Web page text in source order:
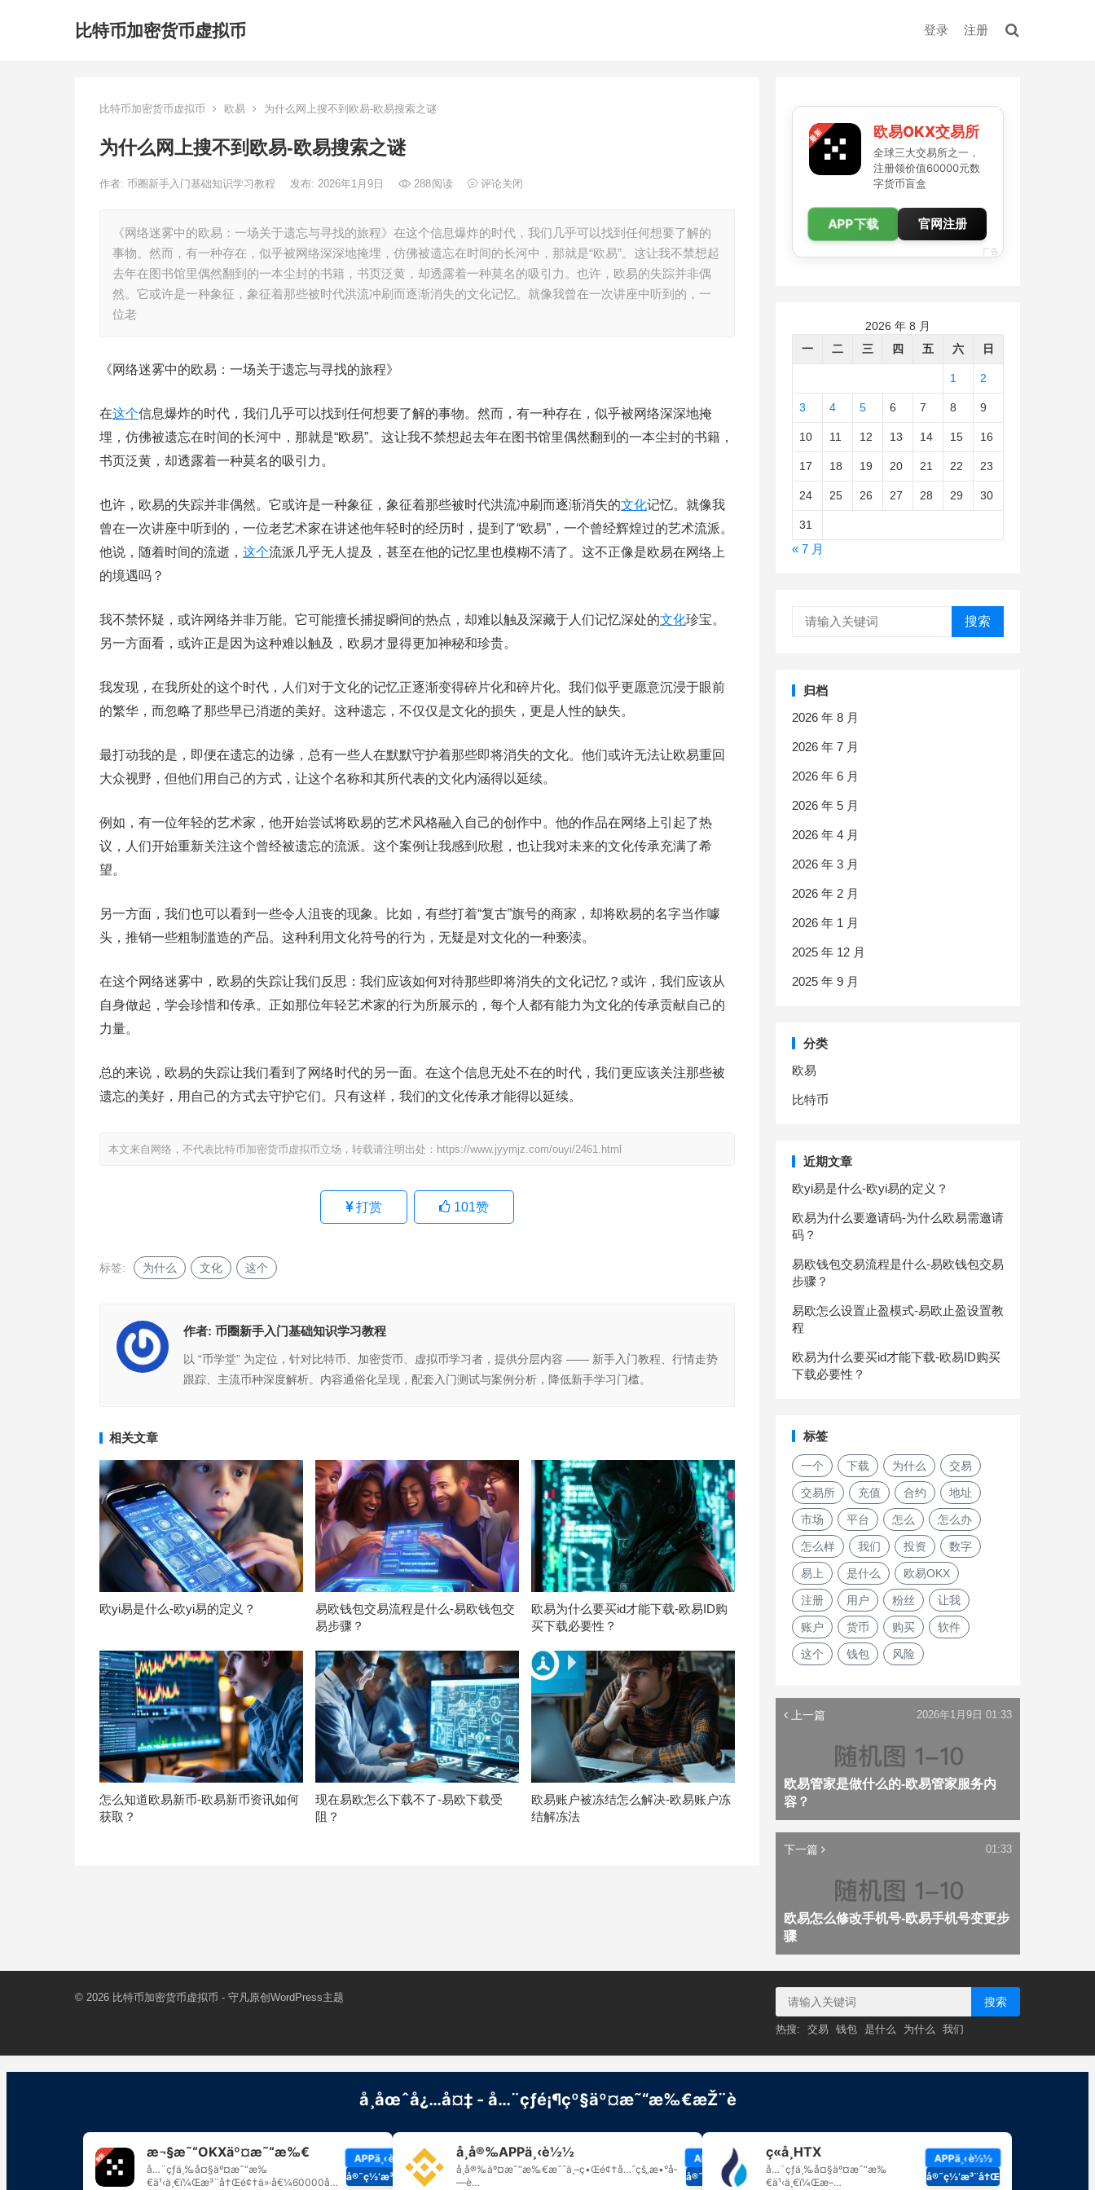
比特币加密货币虚拟币 登录 注册
比特币加密货币虚拟币 欧易 为什么网上搜不到欧易-欧易搜索之谜
为什么网上搜不到欧易-欧易搜索之谜
作者: 币圈新手入门基础知识学习教程 发布: 2026年1月9日 288阅读 评论关闭
《网络迷雾中的欧易：一场关于遗忘与寻找的旅程》在这个信息爆炸的时代，我们几乎可以找到任何想要了解的
事物。然而，有一种存在，似乎被网络深深地掩埋，仿佛被遗忘在时间的长河中，那就是“欧易”。这让我不禁想起
去年在图书馆里偶然翻到的一本尘封的书籍，书页泛黄，却透露着一种莫名的吸引力。也许，欧易的失踪并非偶
然。它或许是一种象征，象征着那些被时代洪流冲刷而逐渐消失的文化记忆。就像我曾在一次讲座中听到的，一
位老
《网络迷雾中的欧易：一场关于遗忘与寻找的旅程》
在这个信息爆炸的时代，我们几乎可以找到任何想要了解的事物。然而，有一种存在，似乎被网络深深地掩
埋，仿佛被遗忘在时间的长河中，那就是“欧易”。这让我不禁想起去年在图书馆里偶然翻到的一本尘封的书籍，
书页泛黄，却透露着一种莫名的吸引力。
也许，欧易的失踪并非偶然。它或许是一种象征，象征着那些被时代洪流冲刷而逐渐消失的文化记忆。就像我
曾在一次讲座中听到的，一位老艺术家在讲述他年轻时的经历时，提到了“欧易”，一个曾经辉煌过的艺术流派。
他说，随着时间的流逝， 这个流派几乎无人提及，甚至在他的记忆里也模糊不清了。这不正像是欧易在网络上
的境遇吗？
我不禁怀疑，或许网络并非万能。它可能擅长捕捉瞬间的热点，却难以触及深藏于人们记忆深处的文化珍宝。
另一方面看，或许正是因为这种难以触及，欧易才显得更加神秘和珍贵。
我发现，在我所处的这个时代，人们对于文化的记忆正逐渐变得碎片化和碎片化。我们似乎更愿意沉浸于眼前
的繁华，而忽略了那些早已消逝的美好。这种遗忘，不仅仅是文化的损失，更是人性的缺失。
最打动我的是，即便在遗忘的边缘，总有一些人在默默守护着那些即将消失的文化。他们或许无法让欧易重回
大众视野，但他们用自己的方式，让这个名称和其所代表的文化内涵得以延续。
例如，有一位年轻的艺术家，他开始尝试将欧易的艺术风格融入自己的创作中。他的作品在网络上引起了热
议，人们开始重新关注这个曾经被遗忘的流派。这个案例让我感到欣慰，也让我对未来的文化传承充满了希
望。
另一方面，我们也可以看到一些令人沮丧的现象。比如，有些打着“复古”旗号的商家，却将欧易的名字当作噱
头，推销一些粗制滥造的产品。这种利用文化符号的行为，无疑是对文化的一种亵渎。
在这个网络迷雾中，欧易的失踪让我们反思：我们应该如何对待那些即将消失的文化记忆？或许，我们应该从
自身做起，学会珍惜和传承。正如那位年轻艺术家的行为所展示的，每个人都有能力为文化的传承贡献自己的
力量。
总的来说，欧易的失踪让我们看到了网络时代的另一面。在这个信息无处不在的时代，我们更应该关注那些被
遗忘的美好，用自己的方式去守护它们。只有这样，我们的文化传承才能得以延续。
本文来自网络，不代表比特币加密货币虚拟币立场，转载请注明出处： https://www.jyymjz.com/ouyi/2461.html
打赏 101赞
标签: 为什么 文化 这个
作者: 币圈新手入门基础知识学习教程
以 “币学堂” 为定位，针对比特币、加密货币、虚拟币学习者，提供分层内容 —— 新手入门教程、行情走势
跟踪、主流币种深度解析。内容通俗化呈现，配套入门测试与案例分析，降低新手学习门槛。
相关文章
欧yi易是什么-欧yi易的定义？
易欧钱包交易流程是什么-易欧钱包交
易步骤？
欧易为什么要买id才能下载-欧易ID购
买下载必要性？
怎么知道欧易新币-欧易新币资讯如何
获取？
现在易欧怎么下载不了-易欧下载受
阻？
欧易账户被冻结怎么解决-欧易账户冻
结解冻法
欧易OKX交易所
全球三大交易所之一，
注册领价值60000元数
字货币盲盒
APP下载 官网注册
广告
2026 年 8 月
一
二 三 四 五 六 日
1 2
3 4 5 6 7 8 9
10 11 12 13 14 15 16
17 18 19 20 21 22 23
24 25 26 27 28 29 30
31
« 7 月
搜索
归档
2026 年 8 月
2026 年 7 月
2026 年 6 月
2026 年 5 月
2026 年 4 月
2026 年 3 月
2026 年 2 月
2026 年 1 月
2025 年 12 月
2025 年 9 月
分类
欧易
比特币
近期文章
欧yi易是什么-欧yi易的定义？
欧易为什么要邀请码-为什么欧易需邀请
码？
易欧钱包交易流程是什么-易欧钱包交易
步骤？
易欧怎么设置止盈模式-易欧止盈设置教
程
欧易为什么要买id才能下载-欧易ID购买
下载必要性？
标签
一个 下载 为什么 交易
交易所 充值 合约 地址
市场 平台 怎么 怎么办
怎么样 我们 投资 数字
易上 是什么 欧易OKX
注册 用户 粉丝 让我
账户 货币 购买 软件
这个 钱包 风险
上一篇
欧易管家是做什么的-欧易管家服务内
容？
2026年1月9日 01:33
下一篇
欧易怎么修改手机号-欧易手机号变更步
骤
01:33
© 2026 比特币加密货币虚拟币 - 守凡原创 WordPress主题 搜索
热搜: 交易 钱包 是什么 为什么 我们